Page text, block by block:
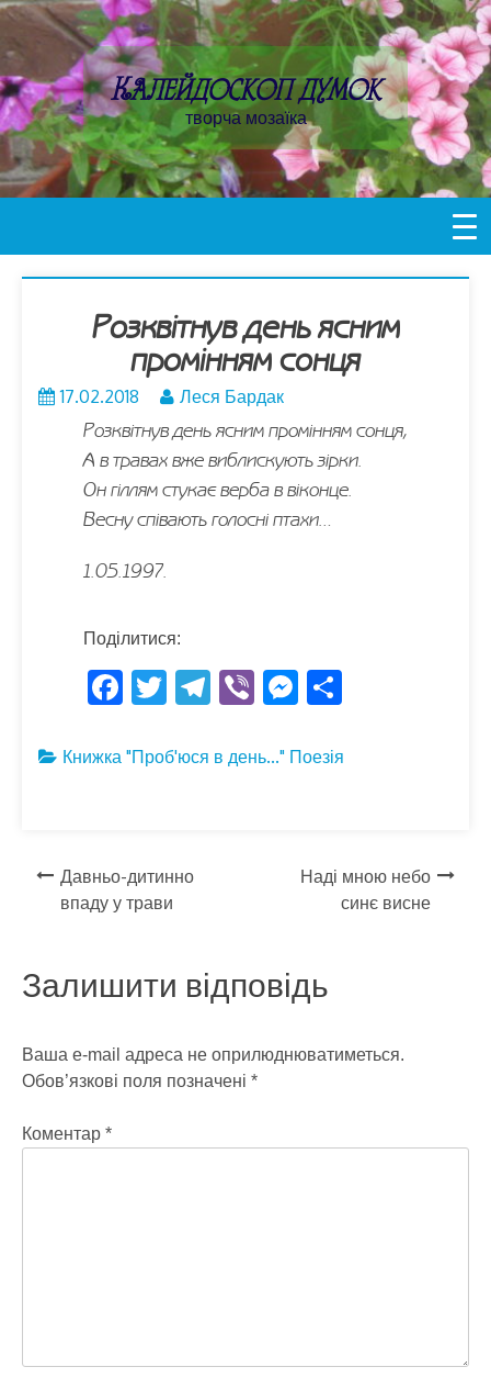
Пропустити
контент
Калейдоскоп думок
творча мозаїка
Розквітнув день ясним
промінням сонця
17.02.2018 Леся Бардак
Розквітнув день ясним промінням сонця,
А в травах вже виблискують зірки.
Он гіллям стукає верба в віконце.
Весну співають голосні птахи…
1.05.1997.
Поділитися:
F
e
o
k
T
itt
T
e
Vi
er
M
se
er
ar
Книжка "Проб'юся в день..." Поезія
Навігація
Давньо-дитинно
впаду у трави
Наді мною небо
синє висне
Залишити відповідь
Ваша e-mail адреса не оприлюднюватиметься.
Обов’язкові поля позначені *
Коментар *